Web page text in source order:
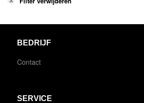
BEDRIJF
Contact
SERVICE